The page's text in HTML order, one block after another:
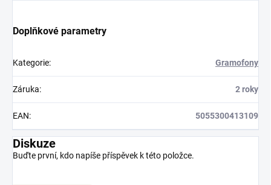
Doplňkové parametry
Kategorie: Gramofony
Záruka: 2 roky
EAN: 5055300413109
Diskuze
Buďte první, kdo napíše příspěvek k této položce.